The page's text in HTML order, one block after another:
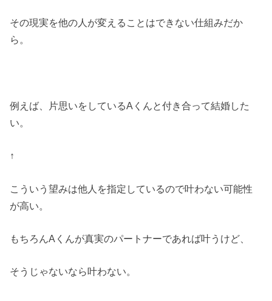
その現実を他の人が変えることはできない仕組みだか
ら。
例えば、片思いをしているAくんと付き合って結婚した
い。
↑
こういう望みは他人を指定しているので叶わない可能性
が高い。
もちろんAくんが真実のパートナーであれば叶うけど、
そうじゃないなら叶わない。